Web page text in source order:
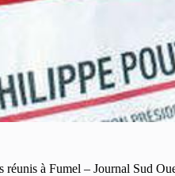
réunis à Fumel – Journal Sud